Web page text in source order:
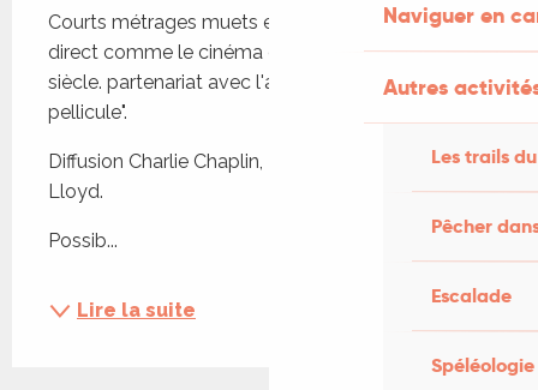
Naviguer en
Autres
Les trails
Pêcher
Escalade
Spéléologie
Courts métrages muets et musique réalisée en
direct comme le cinéma du début du XXème
siècle. partenariat avec l'association "Le bruit de la
pellicule".
Diffusion Charlie Chaplin, Laurel et Hardy, Harold
Lloyd.
Possib...
Lire la suite